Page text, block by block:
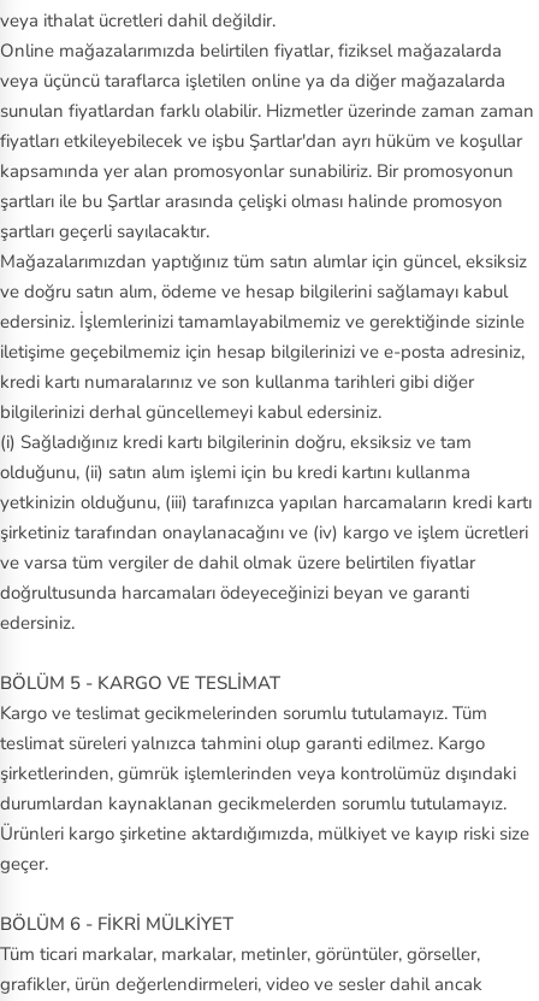
V
an
s
Vi
ct
or
in
ox
veya ithalat ücretleri dahil değildir.
Online mağazalarımızda belirtilen fiyatlar, fiziksel mağazalarda
veya üçüncü taraflarca işletilen online ya da diğer mağazalarda
sunulan fiyatlardan farklı olabilir. Hizmetler üzerinde zaman zaman
fiyatları etkileyebilecek ve işbu Şartlar'dan ayrı hüküm ve koşullar
kapsamında yer alan promosyonlar sunabiliriz. Bir promosyonun
şartları ile bu Şartlar arasında çelişki olması halinde promosyon
şartları geçerli sayılacaktır.
Mağazalarımızdan yaptığınız tüm satın alımlar için güncel, eksiksiz
ve doğru satın alım, ödeme ve hesap bilgilerini sağlamayı kabul
edersiniz. İşlemlerinizi tamamlayabilmemiz ve gerektiğinde sizinle
iletişime geçebilmemiz için hesap bilgilerinizi ve e-posta adresiniz,
kredi kartı numaralarınız ve son kullanma tarihleri gibi diğer
bilgilerinizi derhal güncellemeyi kabul edersiniz.
(i) Sağladığınız kredi kartı bilgilerinin doğru, eksiksiz ve tam
olduğunu, (ii) satın alım işlemi için bu kredi kartını kullanma
yetkinizin olduğunu, (iii) tarafınızca yapılan harcamaların kredi kartı
şirketiniz tarafından onaylanacağını ve (iv) kargo ve işlem ücretleri
ve varsa tüm vergiler de dahil olmak üzere belirtilen fiyatlar
doğrultusunda harcamaları ödeyeceğinizi beyan ve garanti
edersiniz.
BÖLÜM 5 - KARGO VE TESLİMAT
Kargo ve teslimat gecikmelerinden sorumlu tutulamayız. Tüm
teslimat süreleri yalnızca tahmini olup garanti edilmez. Kargo
şirketlerinden, gümrük işlemlerinden veya kontrolümüz dışındaki
durumlardan kaynaklanan gecikmelerden sorumlu tutulamayız.
Ürünleri kargo şirketine aktardığımızda, mülkiyet ve kayıp riski size
geçer.
BÖLÜM 6 - FİKRİ MÜLKİYET
Tüm ticari markalar, markalar, metinler, görüntüler, görseller,
grafikler, ürün değerlendirmeleri, video ve sesler dahil ancak